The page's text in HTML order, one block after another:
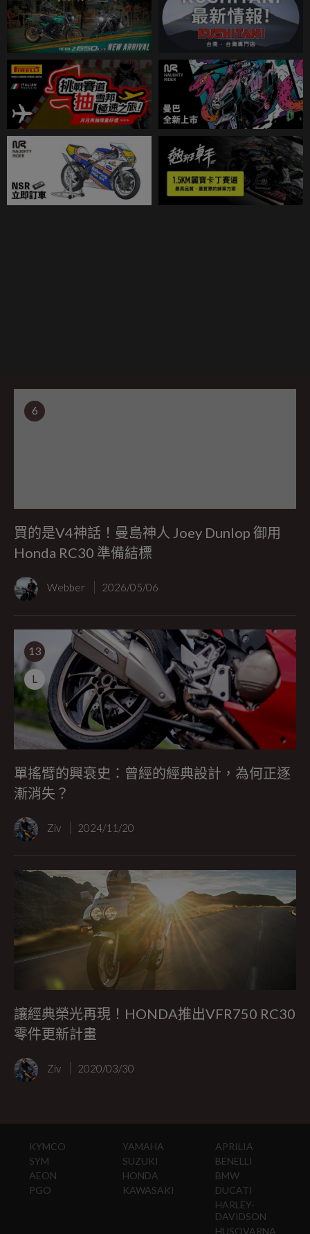
6
買的是V4神話！曼島神人 Joey Dunlop 御用
Honda RC30 準備結標
Webber 2026/05/06
13
L
單搖臂的興衰史：曾經的經典設計，為何正逐
漸消失？
Ziv 2024/11/20
讓經典榮光再現！HONDA推出VFR750 RC30
零件更新計畫
Ziv 2020/03/30
KYMCO
SYM
AEON
PGO
YAMAHA
SUZUKI
HONDA
KAWASAKI
APRILIA
BENELLI
BMW
DUCATI
HARLEY-
DAVIDSON
HUSQVARNA